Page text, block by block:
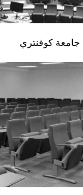
جامعة كوفنتري